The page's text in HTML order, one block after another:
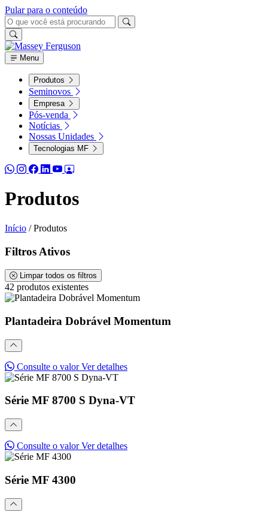
Pular para o conteúdo
Menu
Produtos
Seminovos
Empresa
Pós-venda
Notícias
Nossas Unidades
Tecnologias MF
Produtos
Início / Produtos
Filtros Ativos
Limpar todos os filtros
42 produtos existentes
Plantadeira Dobrável Momentum
Consulte o valorVer detalhes
Série MF 8700 S Dyna-VT
Consulte o valorVer detalhes
Série MF 4300